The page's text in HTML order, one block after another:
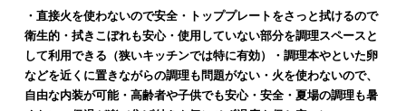
・直接火を使わないので安全 ・トッププレートをさっと拭けるので
衛生的・拭きこぼれも安心・使用していない部分を調理スペースと
して利用できる（狭いキッチンでは特に有効）
・調理本やといた卵
などを近くに置きながらの調理も問題がない ・火を使わないので、
自由な内装が可能・高齢者や子供でも安心・安全 ・夏場の調理も暑